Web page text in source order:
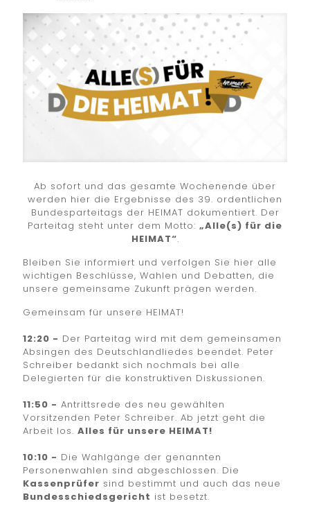
Ab sofort und das gesamte Wochenende über
werden hier die Ergebnisse des 39. ordentlichen
Bundesparteitags der HEIMAT dokumentiert. Der
Parteitag steht unter dem Motto: „Alle(s) für die
HEIMAT“.
Bleiben Sie informiert und verfolgen Sie hier alle
wichtigen Beschlüsse, Wahlen und Debatten, die
unsere gemeinsame Zukunft prägen werden.
Gemeinsam für unsere HEIMAT!
12:20 - Der Parteitag wird mit dem gemeinsamen
Absingen des Deutschlandliedes beendet. Peter
Schreiber bedankt sich nochmals bei alle
Delegierten für die konstruktiven Diskussionen.
11:50 - Antrittsrede des neu gewählten
Vorsitzenden Peter Schreiber. Ab jetzt geht die
Arbeit los. Alles für unsere HEIMAT!
10:10 - Die Wahlgänge der genannten
Personenwahlen sind abgeschlossen. Die
Kassenprüfer sind bestimmt und auch das neue
Bundesschiedsgericht ist besetzt.